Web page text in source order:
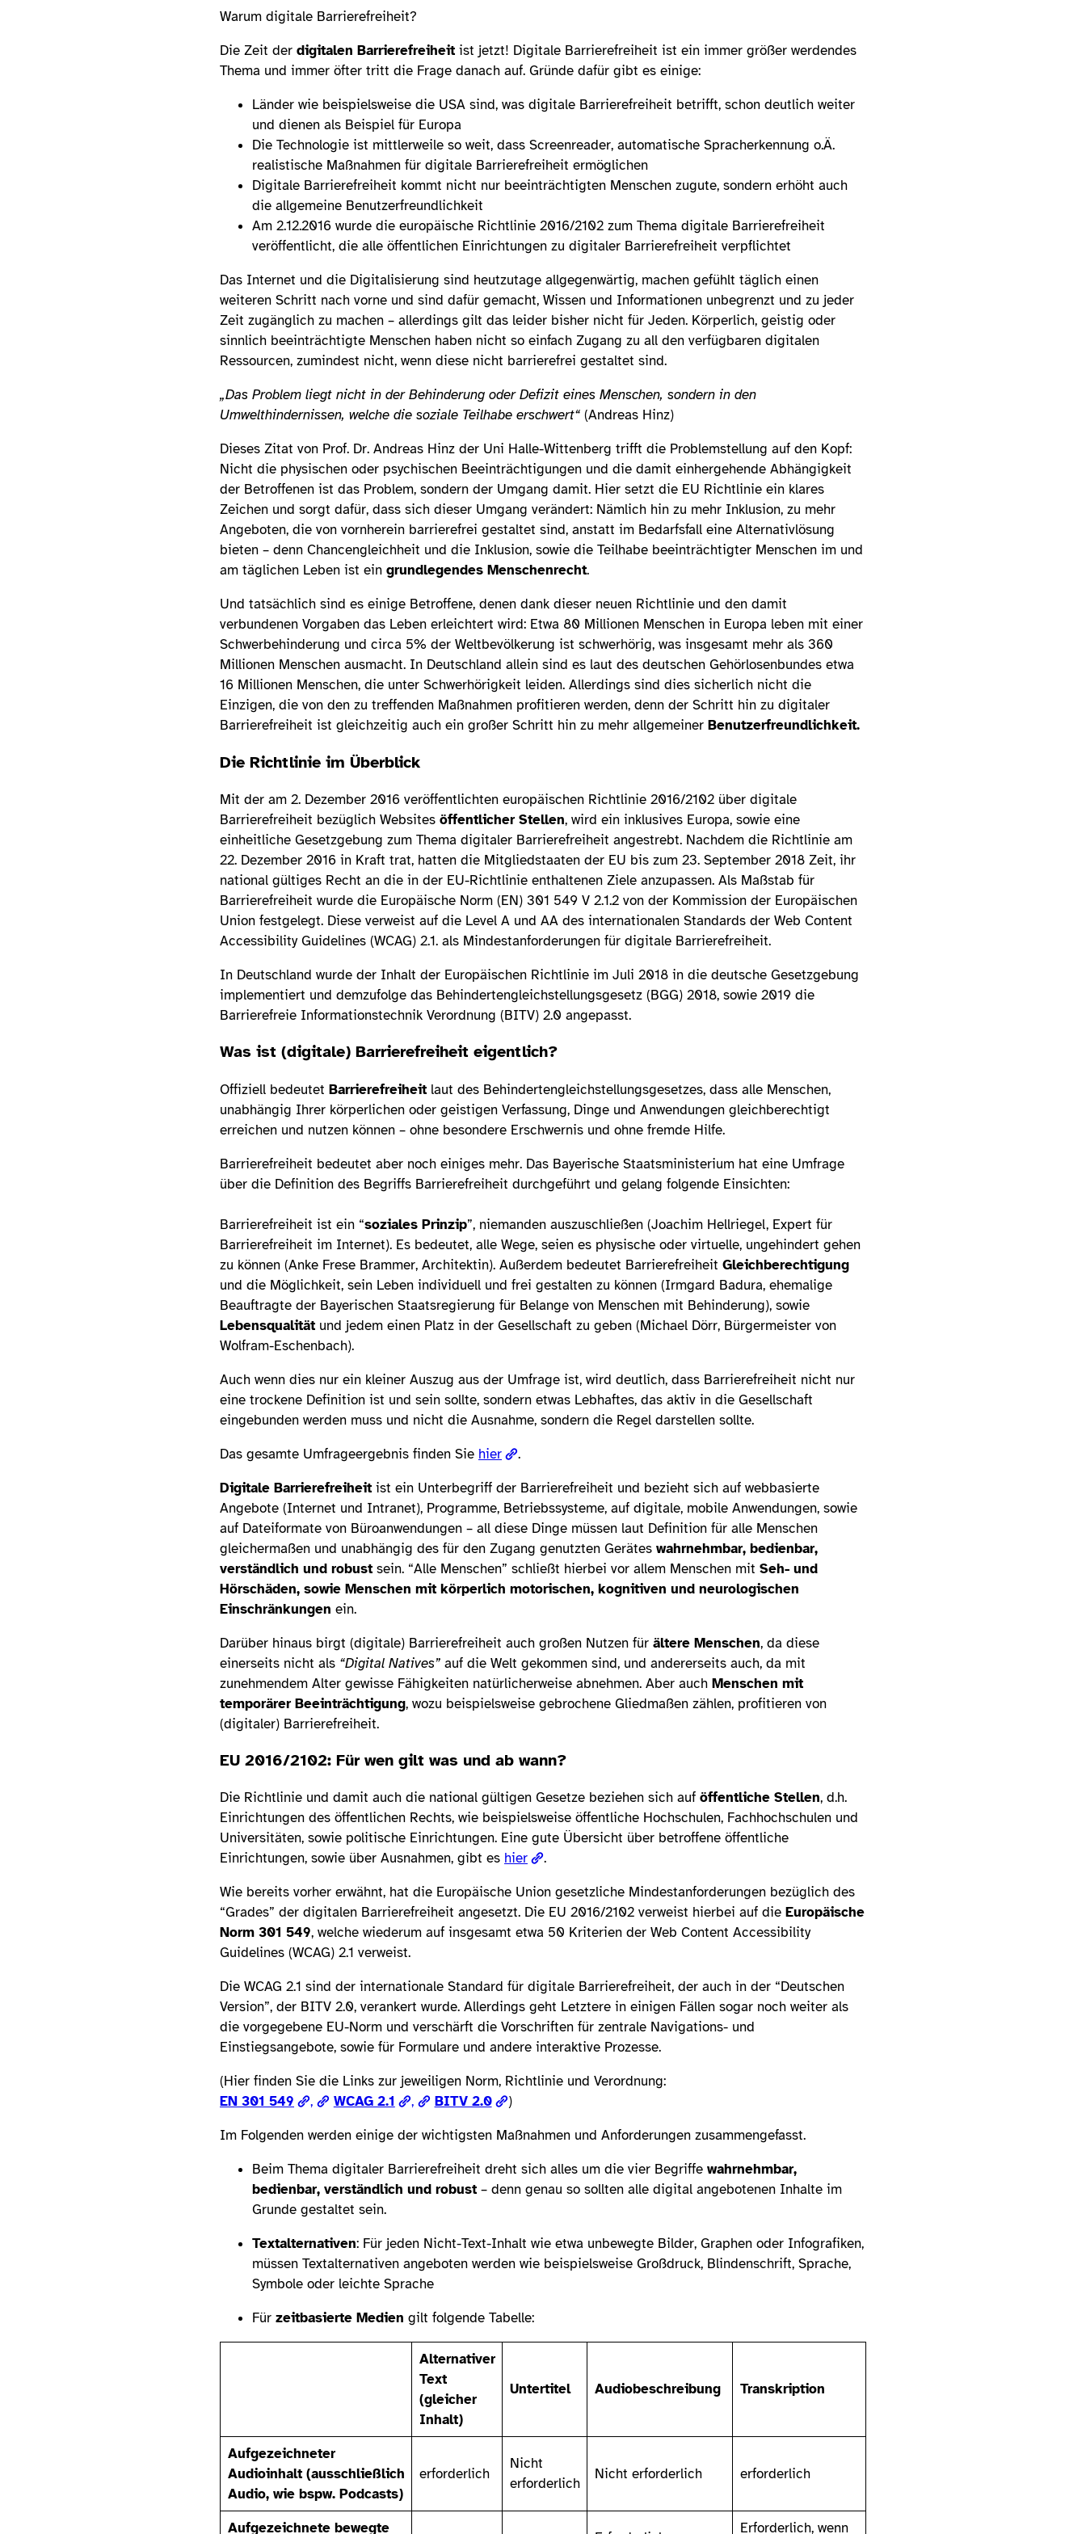
Warum digitale Barrierefreiheit?
Die Zeit der digitalen Barrierefreiheit ist jetzt! Digitale Barrierefreiheit ist ein immer größer werdendes
Thema und immer öfter tritt die Frage danach auf. Gründe dafür gibt es einige:
Länder wie beispielsweise die USA sind, was digitale Barrierefreiheit betrifft, schon deutlich weiter
und dienen als Beispiel für Europa
Die Technologie ist mittlerweile so weit, dass Screenreader, automatische Spracherkennung o.Ä.
realistische Maßnahmen für digitale Barrierefreiheit ermöglichen
Digitale Barrierefreiheit kommt nicht nur beeinträchtigten Menschen zugute, sondern erhöht auch
die allgemeine Benutzerfreundlichkeit
Am 2.12.2016 wurde die europäische Richtlinie 2016/2102 zum Thema digitale Barrierefreiheit
veröffentlicht, die alle öffentlichen Einrichtungen zu digitaler Barrierefreiheit verpflichtet
Das Internet und die Digitalisierung sind heutzutage allgegenwärtig, machen gefühlt täglich einen
weiteren Schritt nach vorne und sind dafür gemacht, Wissen und Informationen unbegrenzt und zu jeder
Zeit zugänglich zu machen – allerdings gilt das leider bisher nicht für Jeden. Körperlich, geistig oder
sinnlich beeinträchtigte Menschen haben nicht so einfach Zugang zu all den verfügbaren digitalen
Ressourcen, zumindest nicht, wenn diese nicht barrierefrei gestaltet sind.
„Das Problem liegt nicht in der Behinderung oder Defizit eines Menschen, sondern in den
Umwelthindernissen, welche die soziale Teilhabe erschwert“ (Andreas Hinz)
Dieses Zitat von Prof. Dr. Andreas Hinz der Uni Halle-Wittenberg trifft die Problemstellung auf den Kopf:
Nicht die physischen oder psychischen Beeinträchtigungen und die damit einhergehende Abhängigkeit
der Betroffenen ist das Problem, sondern der Umgang damit. Hier setzt die EU Richtlinie ein klares
Zeichen und sorgt dafür, dass sich dieser Umgang verändert: Nämlich hin zu mehr Inklusion, zu mehr
Angeboten, die von vornherein barrierefrei gestaltet sind, anstatt im Bedarfsfall eine Alternativlösung
bieten – denn Chancengleichheit und die Inklusion, sowie die Teilhabe beeinträchtigter Menschen im und
am täglichen Leben ist ein grundlegendes Menschenrecht.
Und tatsächlich sind es einige Betroffene, denen dank dieser neuen Richtlinie und den damit
verbundenen Vorgaben das Leben erleichtert wird: Etwa 80 Millionen Menschen in Europa leben mit einer
Schwerbehinderung und circa 5% der Weltbevölkerung ist schwerhörig, was insgesamt mehr als 360
Millionen Menschen ausmacht. In Deutschland allein sind es laut des deutschen Gehörlosenbundes etwa
16 Millionen Menschen, die unter Schwerhörigkeit leiden. Allerdings sind dies sicherlich nicht die
Einzigen, die von den zu treffenden Maßnahmen profitieren werden, denn der Schritt hin zu digitaler
Barrierefreiheit ist gleichzeitig auch ein großer Schritt hin zu mehr allgemeiner Benutzerfreundlichkeit.
Die Richtlinie im Überblick
Mit der am 2. Dezember 2016 veröffentlichten europäischen Richtlinie 2016/2102 über digitale
Barrierefreiheit bezüglich Websites öffentlicher Stellen, wird ein inklusives Europa, sowie eine
einheitliche Gesetzgebung zum Thema digitaler Barrierefreiheit angestrebt. Nachdem die Richtlinie am
22. Dezember 2016 in Kraft trat, hatten die Mitgliedstaaten der EU bis zum 23. September 2018 Zeit, ihr
national gültiges Recht an die in der EU-Richtlinie enthaltenen Ziele anzupassen. Als Maßstab für
Barrierefreiheit wurde die Europäische Norm (EN) 301 549 V 2.1.2 von der Kommission der Europäischen
Union festgelegt. Diese verweist auf die Level A und AA des internationalen Standards der Web Content
Accessibility Guidelines (WCAG) 2.1. als Mindestanforderungen für digitale Barrierefreiheit.
In Deutschland wurde der Inhalt der Europäischen Richtlinie im Juli 2018 in die deutsche Gesetzgebung
implementiert und demzufolge das Behindertengleichstellungsgesetz (BGG) 2018, sowie 2019 die
Barrierefreie Informationstechnik Verordnung (BITV) 2.0 angepasst.
Was ist (digitale) Barrierefreiheit eigentlich?
Offiziell bedeutet Barrierefreiheit laut des Behindertengleichstellungsgesetzes, dass alle Menschen,
unabhängig Ihrer körperlichen oder geistigen Verfassung, Dinge und Anwendungen gleichberechtigt
erreichen und nutzen können – ohne besondere Erschwernis und ohne fremde Hilfe.
Barrierefreiheit bedeutet aber noch einiges mehr. Das Bayerische Staatsministerium hat eine Umfrage
über die Definition des Begriffs Barrierefreiheit durchgeführt und gelang folgende Einsichten:
Barrierefreiheit ist ein “soziales Prinzip”, niemanden auszuschließen (Joachim Hellriegel, Expert für
Barrierefreiheit im Internet). Es bedeutet, alle Wege, seien es physische oder virtuelle, ungehindert gehen
zu können (Anke Frese Brammer, Architektin). Außerdem bedeutet Barrierefreiheit Gleichberechtigung
und die Möglichkeit, sein Leben individuell und frei gestalten zu können (Irmgard Badura, ehemalige
Beauftragte der Bayerischen Staatsregierung für Belange von Menschen mit Behinderung), sowie
Lebensqualität und jedem einen Platz in der Gesellschaft zu geben (Michael Dörr, Bürgermeister von
Wolfram-Eschenbach).
Auch wenn dies nur ein kleiner Auszug aus der Umfrage ist, wird deutlich, dass Barrierefreiheit nicht nur
eine trockene Definition ist und sein sollte, sondern etwas Lebhaftes, das aktiv in die Gesellschaft
eingebunden werden muss und nicht die Ausnahme, sondern die Regel darstellen sollte.
Das gesamte Umfrageergebnis finden Sie hier
.
Digitale Barrierefreiheit ist ein Unterbegriff der Barrierefreiheit und bezieht sich auf webbasierte
Angebote (Internet und Intranet), Programme, Betriebssysteme, auf digitale, mobile Anwendungen, sowie
auf Dateiformate von Büroanwendungen – all diese Dinge müssen laut Definition für alle Menschen
gleichermaßen und unabhängig des für den Zugang genutzten Gerätes wahrnehmbar, bedienbar,
verständlich und robust sein. “Alle Menschen” schließt hierbei vor allem Menschen mit Seh- und
Hörschäden, sowie Menschen mit körperlich motorischen, kognitiven und neurologischen
Einschränkungen ein.
Darüber hinaus birgt (digitale) Barrierefreiheit auch großen Nutzen für ältere Menschen, da diese
einerseits nicht als “Digital Natives” auf die Welt gekommen sind, und andererseits auch, da mit
zunehmendem Alter gewisse Fähigkeiten natürlicherweise abnehmen. Aber auch Menschen mit
temporärer Beeinträchtigung, wozu beispielsweise gebrochene Gliedmaßen zählen, profitieren von
(digitaler) Barrierefreiheit.
EU 2016/2102: Für wen gilt was und ab wann?
Die Richtlinie und damit auch die national gültigen Gesetze beziehen sich auf öffentliche Stellen, d.h.
Einrichtungen des öffentlichen Rechts, wie beispielsweise öffentliche Hochschulen, Fachhochschulen und
Universitäten, sowie politische Einrichtungen. Eine gute Übersicht über betroffene öffentliche
Einrichtungen, sowie über Ausnahmen, gibt es hier
.
Wie bereits vorher erwähnt, hat die Europäische Union gesetzliche Mindestanforderungen bezüglich des
“Grades” der digitalen Barrierefreiheit angesetzt. Die EU 2016/2102 verweist hierbei auf die Europäische
Norm 301 549, welche wiederum auf insgesamt etwa 50 Kriterien der Web Content Accessibility
Guidelines (WCAG) 2.1 verweist.
Die WCAG 2.1 sind der internationale Standard für digitale Barrierefreiheit, der auch in der “Deutschen
Version”, der BITV 2.0, verankert wurde. Allerdings geht Letztere in einigen Fällen sogar noch weiter als
die vorgegebene EU-Norm und verschärft die Vorschriften für zentrale Navigations- und
Einstiegsangebote, sowie für Formulare und andere interaktive Prozesse.
(Hier finden Sie die Links zur jeweiligen Norm, Richtlinie und Verordnung:
EN 301 549
, WCAG 2.1 , BITV 2.0
)
Im Folgenden werden einige der wichtigsten Maßnahmen und Anforderungen zusammengefasst.
Beim Thema digitaler Barrierefreiheit dreht sich alles um die vier Begriffe wahrnehmbar,
bedienbar, verständlich und robust – denn genau so sollten alle digital angebotenen Inhalte im
Grunde gestaltet sein.
Textalternativen: Für jeden Nicht-Text-Inhalt wie etwa unbewegte Bilder, Graphen oder Infografiken,
müssen Textalternativen angeboten werden wie beispielsweise Großdruck, Blindenschrift, Sprache,
Symbole oder leichte Sprache
Für zeitbasierte Medien gilt folgende Tabelle:
Alternativer
Text
(gleicher
Inhalt)
Untertitel Audiobeschreibung Transkription
Aufgezeichneter
Audioinhalt (ausschließlich
Audio, wie bspw. Podcasts)
erforderlich
Nicht
erforderlich
Nicht erforderlich erforderlich
Aufgezeichnete bewegte Erforderlich, wenn